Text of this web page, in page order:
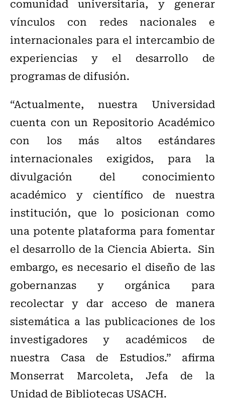
comunidad universitaria, y generar
vínculos con redes nacionales e
internacionales para el intercambio de
experiencias y el desarrollo de
programas de difusión.
“Actualmente, nuestra Universidad
cuenta con un Repositorio Académico
con los más altos estándares
internacionales exigidos, para la
divulgación del conocimiento
académico y científico de nuestra
institución, que lo posicionan como
una potente plataforma para fomentar
el desarrollo de la Ciencia Abierta. Sin
embargo, es necesario el diseño de las
gobernanzas y orgánica para
recolectar y dar acceso de manera
sistemática a las publicaciones de los
investigadores y académicos de
nuestra Casa de Estudios.” afirma
Monserrat Marcoleta, Jefa de la
Unidad de Bibliotecas USACH.